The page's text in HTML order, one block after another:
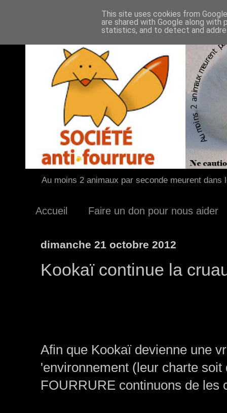
Au moins 2 animaux par seconde meurent
Accueil Faire un don pour nous aider
dimanche 21 octobre 2012
Kookaï continue la
Afin que Kookaï devienne une
'environnement (leur charte
FOURRURE continuons de les
This site uses cookies from
are shared with Google along
statistics, and to detect and